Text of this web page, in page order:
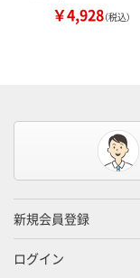
￥4,928（税込）
新規会員登録
ログイン